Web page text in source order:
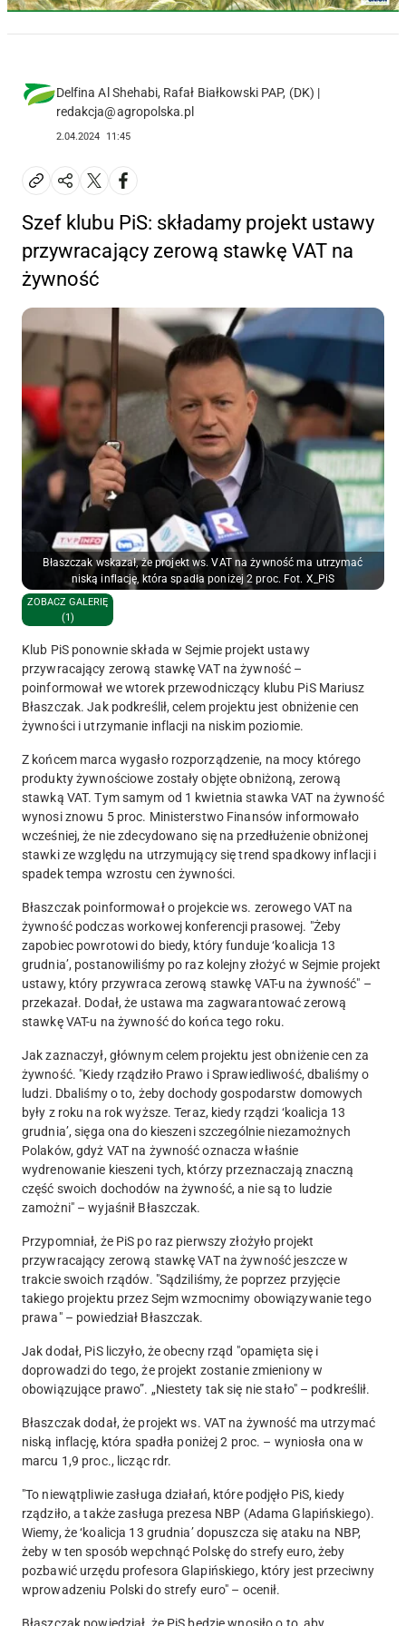
Delfina Al Shehabi, Rafał Białkowski PAP, (DK) |
redakcja@agropolska.pl
2.04.2024 11:45
Szef klubu PiS: składamy projekt ustawy
przywracający zerową stawkę VAT na
żywność
Błaszczak wskazał, że projekt ws. VAT na żywność ma utrzymać
niską inflację, która spadła poniżej 2 proc. Fot. X_PiS
ZOBACZ GALERIĘ
(1)
Klub PiS ponownie składa w Sejmie projekt ustawy
przywracający zerową stawkę VAT na żywność –
poinformował we wtorek przewodniczący klubu PiS Mariusz
Błaszczak. Jak podkreślił, celem projektu jest obniżenie cen
żywności i utrzymanie inflacji na niskim poziomie.
Z końcem marca wygasło rozporządzenie, na mocy którego
produkty żywnościowe zostały objęte obniżoną, zerową
stawką VAT. Tym samym od 1 kwietnia stawka VAT na żywność
wynosi znowu 5 proc. Ministerstwo Finansów informowało
wcześniej, że nie zdecydowano się na przedłużenie obniżonej
stawki ze względu na utrzymujący się trend spadkowy inflacji i
spadek tempa wzrostu cen żywności.
Błaszczak poinformował o projekcie ws. zerowego VAT na
żywność podczas workowej konferencji prasowej. "Żeby
zapobiec powrotowi do biedy, który funduje ‘koalicja 13
grudnia’, postanowiliśmy po raz kolejny złożyć w Sejmie projekt
ustawy, który przywraca zerową stawkę VAT-u na żywność" –
przekazał. Dodał, że ustawa ma zagwarantować zerową
stawkę VAT-u na żywność do końca tego roku.
Jak zaznaczył, głównym celem projektu jest obniżenie cen za
żywność. "Kiedy rządziło Prawo i Sprawiedliwość, dbaliśmy o
ludzi. Dbaliśmy o to, żeby dochody gospodarstw domowych
były z roku na rok wyższe. Teraz, kiedy rządzi ‘koalicja 13
grudnia’, sięga ona do kieszeni szczególnie niezamożnych
Polaków, gdyż VAT na żywność oznacza właśnie
wydrenowanie kieszeni tych, którzy przeznaczają znaczną
część swoich dochodów na żywność, a nie są to ludzie
zamożni" – wyjaśnił Błaszczak.
Przypomniał, że PiS po raz pierwszy złożyło projekt
przywracający zerową stawkę VAT na żywność jeszcze w
trakcie swoich rządów. "Sądziliśmy, że poprzez przyjęcie
takiego projektu przez Sejm wzmocnimy obowiązywanie tego
prawa" – powiedział Błaszczak.
Jak dodał, PiS liczyło, że obecny rząd "opamięta się i
doprowadzi do tego, że projekt zostanie zmieniony w
obowiązujące prawo”. „Niestety tak się nie stało" – podkreślił.
Błaszczak dodał, że projekt ws. VAT na żywność ma utrzymać
niską inflację, która spadła poniżej 2 proc. – wyniosła ona w
marcu 1,9 proc., licząc rdr.
"To niewątpliwie zasługa działań, które podjęło PiS, kiedy
rządziło, a także zasługa prezesa NBP (Adama Glapińskiego).
Wiemy, że ‘koalicja 13 grudnia’ dopuszcza się ataku na NBP,
żeby w ten sposób wepchnąć Polskę do strefy euro, żeby
pozbawić urzędu profesora Glapińskiego, który jest przeciwny
wprowadzeniu Polski do strefy euro" – ocenił.